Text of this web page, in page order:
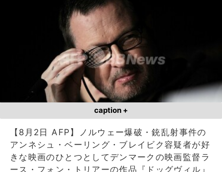
caption +
【8月2日 AFP】ノルウェー爆破・銃乱射事件の
アンネシュ・ベーリング・ブレイビク容疑者が好
きな映画のひとつとしてデンマークの映画監督ラ
ース・フォン・トリアーの作品『ドッグヴィル』